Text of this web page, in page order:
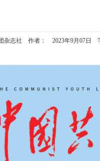
杂志社 作者： 2023年9月07日